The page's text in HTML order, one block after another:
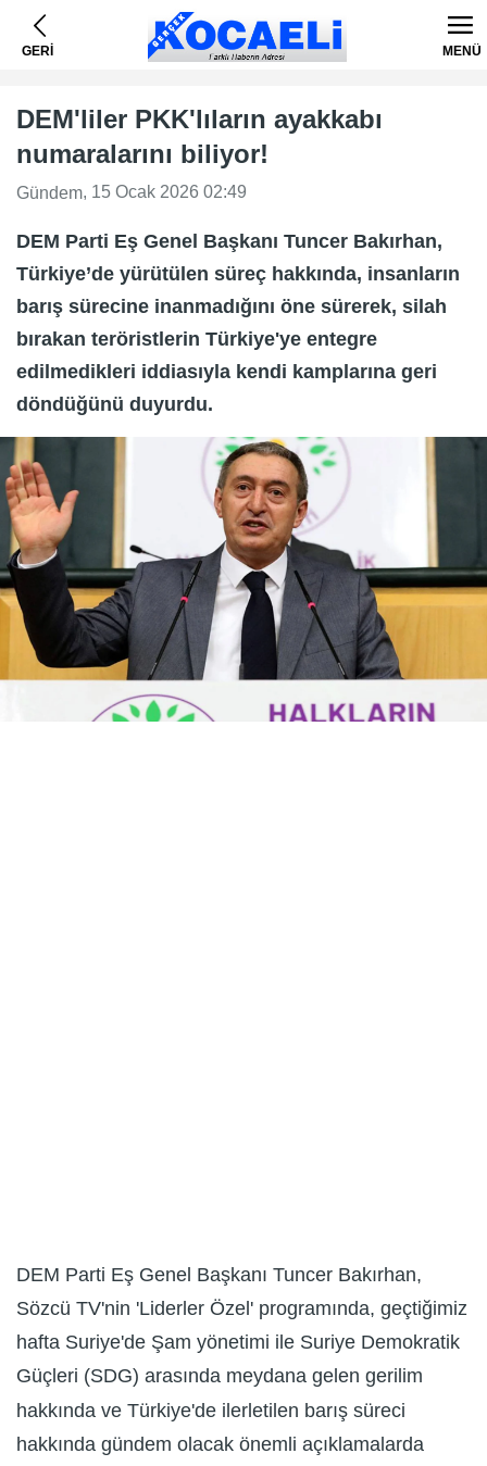
GERİ MENÜ
DEM'liler PKK'lıların ayakkabı
numaralarını biliyor!
Gündem, 15 Ocak 2026 02:49
DEM Parti Eş Genel Başkanı Tuncer Bakırhan,
Türkiye’de yürütülen süreç hakkında, insanların
barış sürecine inanmadığını öne sürerek, silah
bırakan teröristlerin Türkiye'ye entegre
edilmedikleri iddiasıyla kendi kamplarına geri
döndüğünü duyurdu.
DEM Parti Eş Genel Başkanı Tuncer Bakırhan,
Sözcü TV'nin 'Liderler Özel' programında, geçtiğimiz
hafta Suriye'de Şam yönetimi ile Suriye Demokratik
Güçleri (SDG) arasında meydana gelen gerilim
hakkında ve Türkiye'de ilerletilen barış süreci
hakkında gündem olacak önemli açıklamalarda